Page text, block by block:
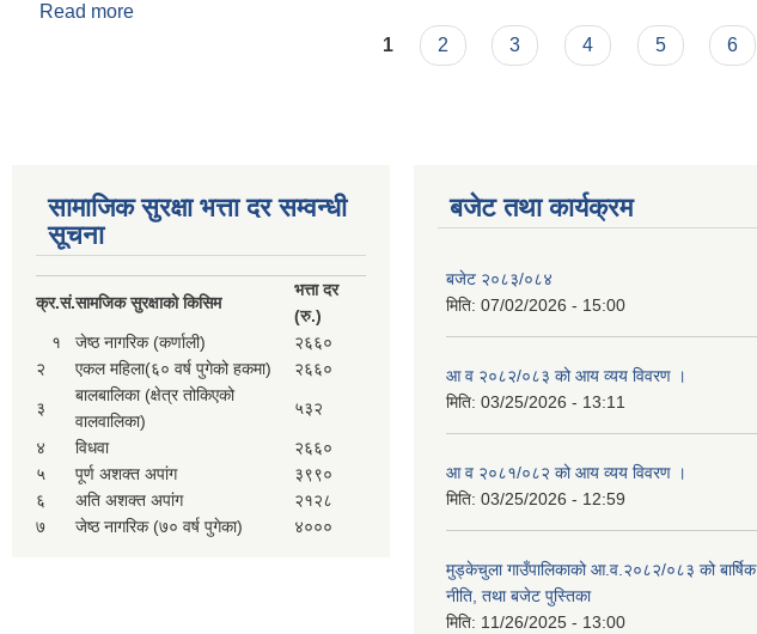
Read more
1 2 3 4 5 6
सामाजिक सुरक्षा भत्ता दर सम्वन्धी
सूचना
क्र.सं.सामजिक सुरक्षाको किसिम
भत्ता दर
(रु.)
१
जेष्ठ नागरिक (कर्णाली)
२६६०
२
एकल महिला(६० वर्ष पुगेको हकमा) २६६०
३
बालबालिका (क्षेत्र तोकिएको
वालवालिका)
५३२
४ विधवा
२६६०
५
पूर्ण अशक्त अपांग
३९९०
६
अति अशक्त अपांग
२१२८
७
जेष्ठ नागरिक (७० वर्ष पुगेका) ४०००
बजेट तथा कार्यक्रम
बजेट २०८३/०८४
मिति: 07/02/2026 - 15:00
आ व २०८२/०८३ को आय व्यय विवरण ।
मिति: 03/25/2026 - 13:11
आ व २०८१/०८२ को आय व्यय विवरण ।
मिति: 03/25/2026 - 12:59
मुड्केचुला गाउँपालिकाको आ.व.२०८२/०८३ को बार्षिक
नीति, तथा बजेट पुस्तिका
मिति: 11/26/2025 - 13:00